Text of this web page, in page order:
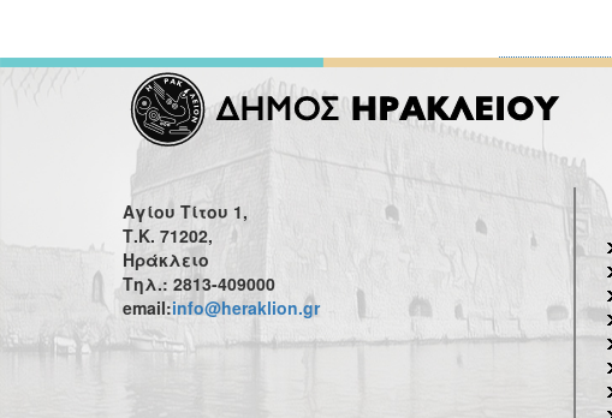
Αγίου Τίτου 1,
Τ.Κ. 71202,
Ηράκλειο
Τηλ.: 2813-409000
email:info@heraklion.gr